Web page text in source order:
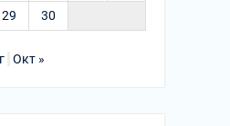
29 30
Окт »